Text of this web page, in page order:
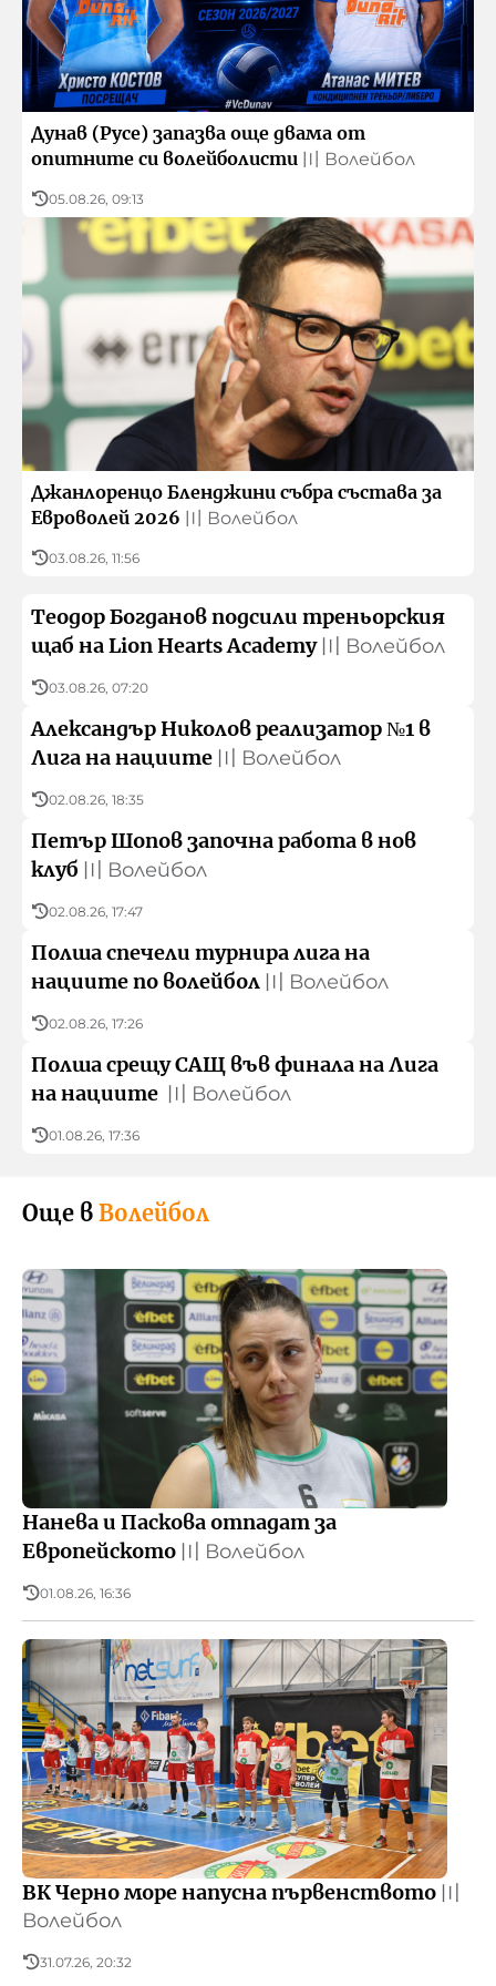
Архивен фонд на БНР
Дунав (Русе) запазва още двама от
опитните си волейболисти 〣 Волейбол
05.08.26, 09:13
Джанлоренцо Бленджини събра състава за
Евроволей 2026
〣 Волейбол
03.08.26, 11:56
Теодор Богданов подсили треньорския
щаб на Lion Hearts Academy 〣 Волейбол
03.08.26, 07:20
Александър Николов реализатор №1 в
Лига на нациите 〣 Волейбол
02.08.26, 18:35
Петър Шопов започна работа в нов
клуб 〣 Волейбол
02.08.26, 17:47
Полша спечели турнира лига на
нациите по волейбол 〣 Волейбол
02.08.26, 17:26
Полша срещу САЩ във финала на Лига
на нациите 〣 Волейбол
01.08.26, 17:36
Още в Волейбол
Нанева и Паскова отпадат за
Европейското 〣 Волейбол
01.08.26, 16:36
ВК Черно море напусна първенството 〣
Волейбол
31.07.26, 20:32